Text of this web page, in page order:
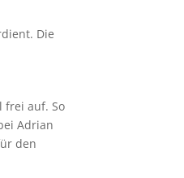
Die
frei auf. So
Adrian
den